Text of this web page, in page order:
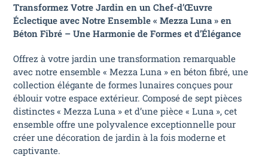
Transformez Votre Jardin en un Chef-d’Œuvre
Éclectique avec Notre Ensemble « Mezza Luna » en
Béton Fibré – Une Harmonie de Formes et d’Élégance
Offrez à votre jardin une transformation remarquable
avec notre ensemble « Mezza Luna » en béton fibré, une
collection élégante de formes lunaires conçues pour
éblouir votre espace extérieur. Composé de sept pièces
distinctes « Mezza Luna » et d’une pièce « Luna », cet
ensemble offre une polyvalence exceptionnelle pour
créer une décoration de jardin à la fois moderne et
captivante.